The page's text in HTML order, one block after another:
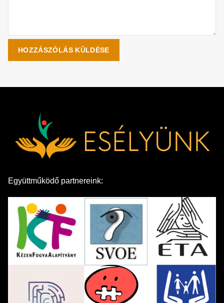
Együttműködő partnereink: